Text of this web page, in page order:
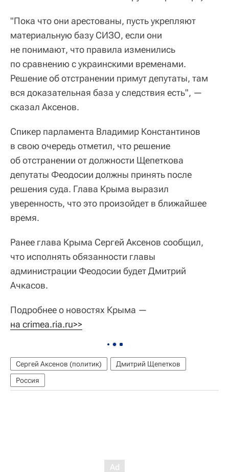
"Пока что они арестованы, пусть укрепляют
материальную базу СИЗО, если они
не понимают, что правила изменились
по сравнению с украинскими временами.
Решение об отстранении примут депутаты, там
вся доказательная база у следствия есть", —
сказал Аксенов.
Спикер парламента Владимир Константинов
в свою очередь отметил, что решение
об отстранении от должности Щепеткова
депутаты Феодосии должны принять после
решения суда. Глава Крыма выразил
уверенность, что это произойдет в ближайшее
время.
Ранее глава Крыма Сергей Аксенов сообщил,
что исполнять обязанности главы
администрации Феодосии будет Дмитрий
Ачкасов.
Подробнее о новостях Крыма —
на crimea.ria.ru>>
Сергей Аксенов (политик)
Дмитрий Щепетков
Россия